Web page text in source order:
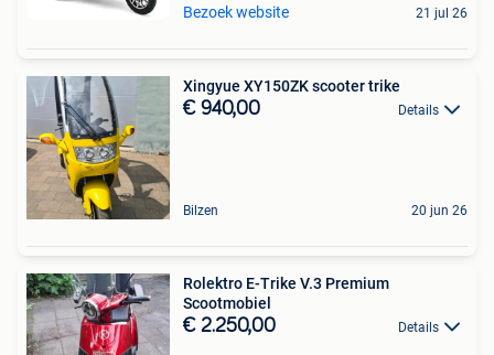
Bezoek website 21 jul 26
Xingyue XY150ZK scooter trike
€ 940,00 Details
Bilzen 20 jun 26
Rolektro E-Trike V.3 Premium
Scootmobiel
€ 2.250,00 Details